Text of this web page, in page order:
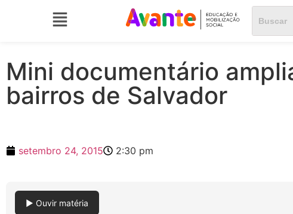
Mini documentário
bairros de Salvador
setembro 24, 2015 2:30 pm
▶ Ouvir matéria